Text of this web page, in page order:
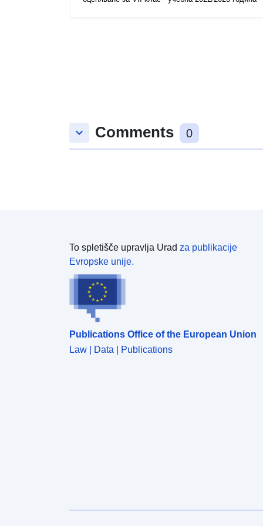
keyboard_arrow_down Comments 0
To spletišče upravlja Urad za publikacije
Evropske unije.
Publications Office of the European Union
Law | Data | Publications